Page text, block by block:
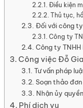
Điều kiện
Thủ tục,
Đối với công ty
Công ty
Công ty TNHH
Công việc Đỗ
Tư vấn pháp
Soạn thảo
Nhận ủy
Phí dịch vụ